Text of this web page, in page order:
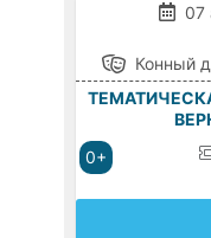
07
0+
Конный